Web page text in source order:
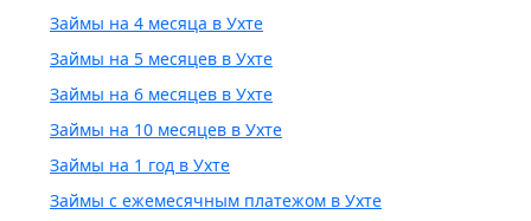
Займы на 4 месяца в Ухте
Займы на 5 месяцев в Ухте
Займы на 6 месяцев в Ухте
Займы на 10 месяцев в Ухте
Займы на 1 год в Ухте
Займы с ежемесячным платежом в Ухте